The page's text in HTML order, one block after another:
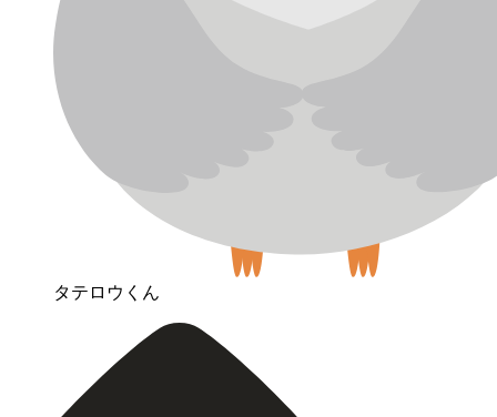
タテロウくん